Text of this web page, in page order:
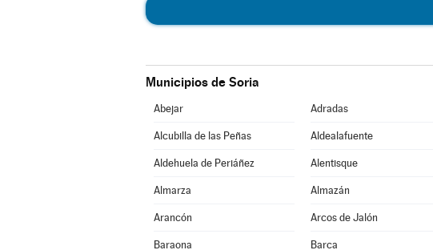
Municipios de Soria
Abejar Adradas
Alcubilla de las Peñas Aldealafuente
Aldehuela de Periáñez Alentisque
Almarza Almazán
Arancón Arcos de Jalón
Baraona Barca